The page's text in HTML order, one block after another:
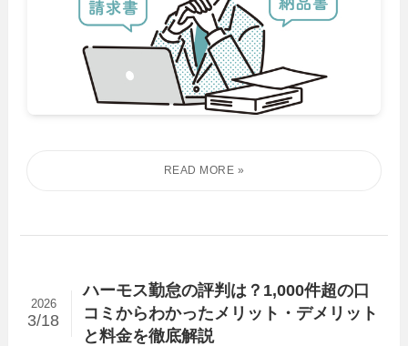
ハーモス勤怠の評判は？1,000件超の口
コミからわかったメリット・デメリット
と料金を徹底解説
2026
3/18